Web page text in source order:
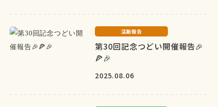
活動報告
第30回記念つどい開催報告🎉
🍕🎉
2025.08.06